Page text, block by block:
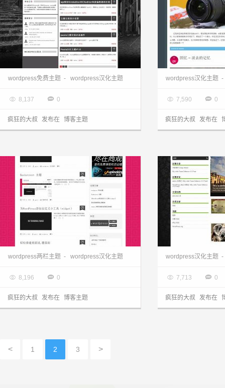
wordpress主题:国人汉化paula主题
wordpress免费主题 - wordpress汉化主题
 8,137  0
疯狂的大叔 发布在 博客主题
wordpress汉化主题 -
 7,590  0
疯狂的大叔 发布在
wordpress两栏主题 - wordpress汉化主题
 8,196  0
疯狂的大叔 发布在 博客主题
wordpress模板:
wordpress汉化主题 -
 7,713  0
疯狂的大叔 发布在
< 1 2 3 >